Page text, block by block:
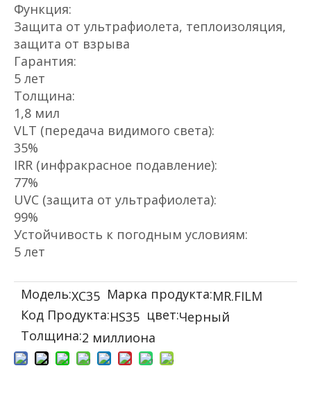
Функция:
Защита от ультрафиолета, теплоизоляция,
защита от взрыва
Гарантия:
5 лет
Толщина:
1,8 мил
VLT (передача видимого света):
35%
IRR (инфракрасное подавление):
77%
UVC (защита от ультрафиолета):
99%
Устойчивость к погодным условиям:
5 лет
Модель:ХС35 Марка продукта:MR.FILM
Код Продукта:HS35 цвет:Черный
Толщина:2 миллиона